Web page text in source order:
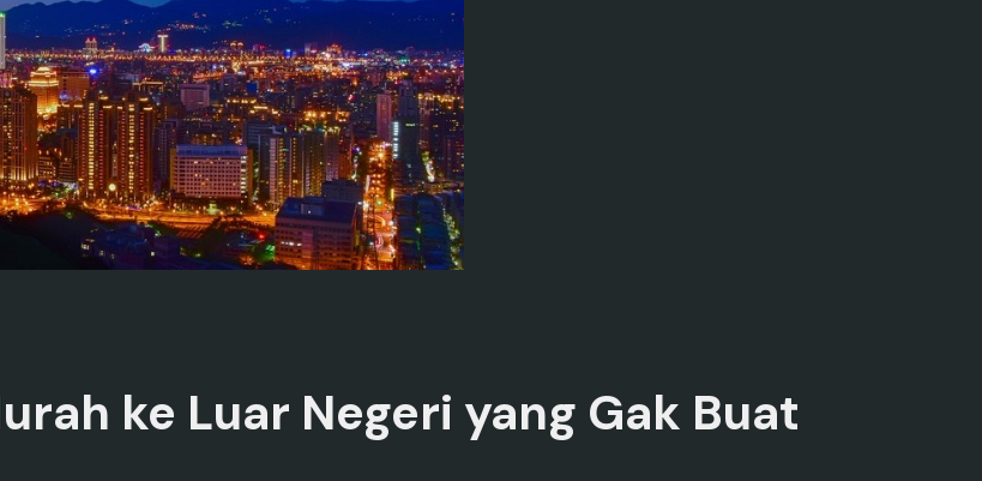
ke Luar Negeri yang Gak Buat